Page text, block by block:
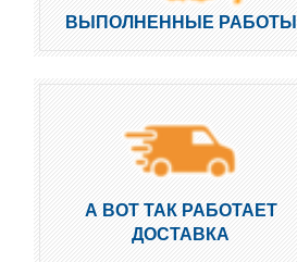
ВЫПОЛНЕННЫЕ РАБОТЫ
А ВОТ ТАК РАБОТАЕТ
ДОСТАВКА